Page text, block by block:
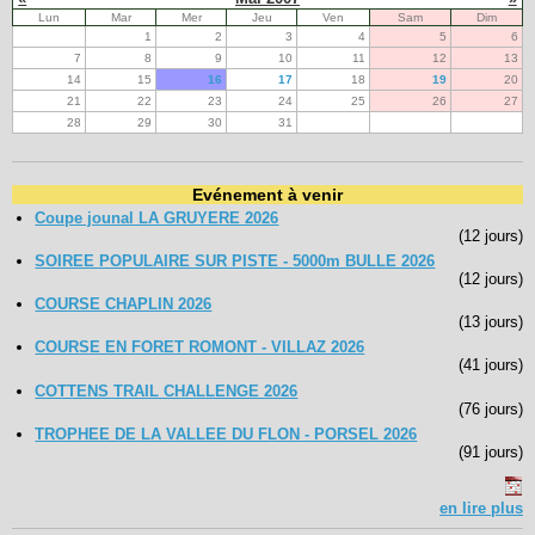
Lun Mar Mer Jeu Ven Sam
Dim
1
2 3 4 5
6
7
8 9 10 11 12
13
14
15 16 17 18 19
20
21
22 23 24 25 26
27
28
29 30 31
Evénement à venir
Coupe jounal LA GRUYERE 2026
(12 jours)
SOIREE POPULAIRE SUR PISTE - 5000m BULLE 2026
(12 jours)
COURSE CHAPLIN 2026
(13 jours)
COURSE EN FORET ROMONT - VILLAZ 2026
(41 jours)
COTTENS TRAIL CHALLENGE 2026
(76 jours)
TROPHEE DE LA VALLEE DU FLON - PORSEL 2026
(91 jours)
en lire plus